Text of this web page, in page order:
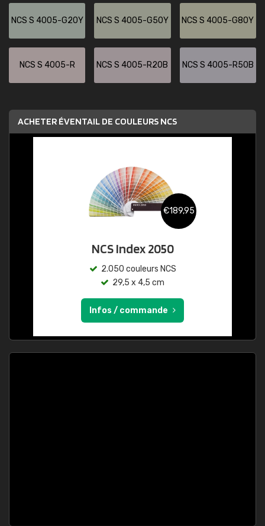
NCS S 4005-G20Y NCS S 4005-G50Y NCS S 4005-G80Y
NCS S 4005-R NCS S 4005-R20B NCS S 4005-R50B
ACHETER ÉVENTAIL DE COULEURS NCS
€189,95
NCS Index 2050
2.050 couleurs NCS
29,5 x 4,5 cm
Infos / commande